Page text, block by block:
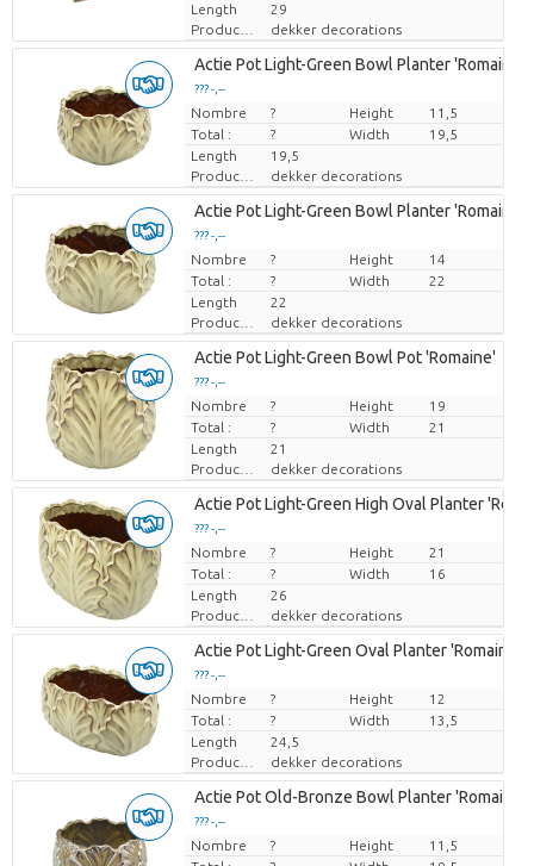
Length
29
Producteur
dekker decorations
Actie Pot Light-Green Bowl Planter 'Romaine'
??? -,--
Prix par pièce
Nombre ? Height
11,5
Total :
? Width
19,5
Length
19,5
Producteur
dekker decorations
Actie Pot Light-Green Bowl Planter 'Romaine'
??? -,--
Prix par pièce
Nombre ? Height
14
Total :
? Width
22
Length
22
Producteur
dekker decorations
Actie Pot Light-Green Bowl Pot 'Romaine'
??? -,--
Prix par pièce
Nombre ? Height
19
Total :
? Width
21
Length
21
Producteur
dekker decorations
Actie Pot Light-Green High Oval Planter
??? -,--
Prix par pièce
Nombre ? Height
21
Total :
? Width
16
Length
26
Producteur
dekker decorations
Actie Pot Light-Green Oval Planter 'Romaine'
??? -,--
Prix par pièce
Nombre ? Height
12
Total :
? Width
13,5
Length
24,5
Producteur
dekker decorations
Actie Pot Old-Bronze Bowl Planter 'Romaine'
??? -,--
Prix par pièce
Nombre ? Height
11,5